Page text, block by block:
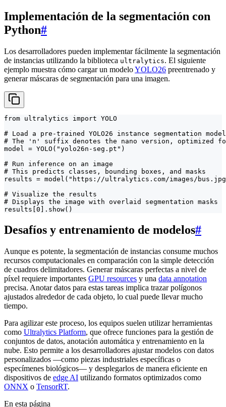
Implementación de la segmentación con
Python#
Los desarrolladores pueden implementar fácilmente la segmentación
de instancias utilizando la biblioteca ultralytics. El siguiente
ejemplo muestra cómo cargar un modeloYOLO26 preentrenado y
generar máscaras de segmentación para una imagen.
from ultralytics import YOLO
# Load a pre-trained YOLO26 instance segmentation model
# The 'n' suffix denotes the nano version, optimized
model = YOLO("yolo26n-seg.pt")
# Run inference on an image
# This predicts classes, bounding boxes, and masks
results = model("https://ultralytics.com/images/
# Visualize the results
# Displays the image with overlaid segmentation masks
results[0].show()
Desafíos y entrenamiento de modelos#
Aunque es potente, la segmentación de instancias consume muchos
recursos computacionales en comparación con la simple detección
de cuadros delimitadores. Generar máscaras perfectas a nivel de
píxel requiere importantes GPU resources y una data annotation
precisa. Anotar datos para estas tareas implica trazar polígonos
ajustados alrededor de cada objeto, lo cual puede llevar mucho
tiempo.
Para agilizar este proceso, los equipos suelen utilizar herramientas
como Ultralytics Platform, que ofrece funciones para la gestión de
conjuntos de datos, anotación automática y entrenamiento en la
nube. Esto permite a los desarrolladores ajustar modelos con datos
personalizados —como piezas industriales específicas o
especímenes biológicos— y desplegarlos de manera eficiente en
dispositivos de edge AI utilizando formatos optimizados como
ONNX o TensorRT.
En esta página